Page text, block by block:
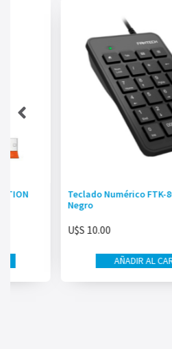
Teclado Numérico FTK-
Negro
U$S 10.00
AÑADIR AL